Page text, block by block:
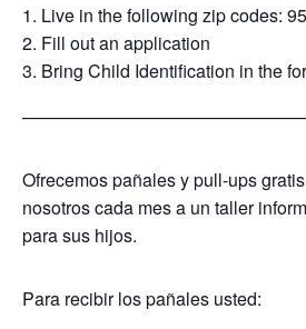
Live in the following zip codes:
Fill out an application
Bring Child Identification in the
Ofrecemos pañales y pull-ups
nosotros cada mes a un taller
para sus hijos.
Para recibir los pañales usted: